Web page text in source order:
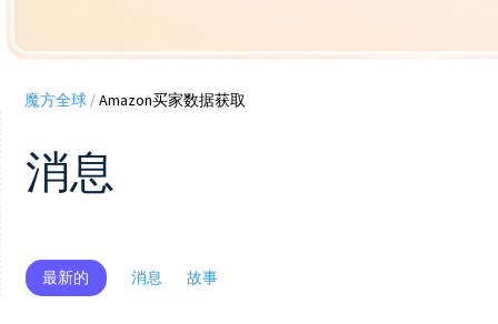
魔方全球/Amazon买家数据获取
消息
最新的 消息 故事